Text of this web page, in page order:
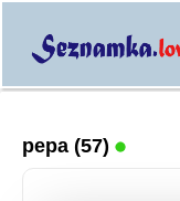
pepa (57)